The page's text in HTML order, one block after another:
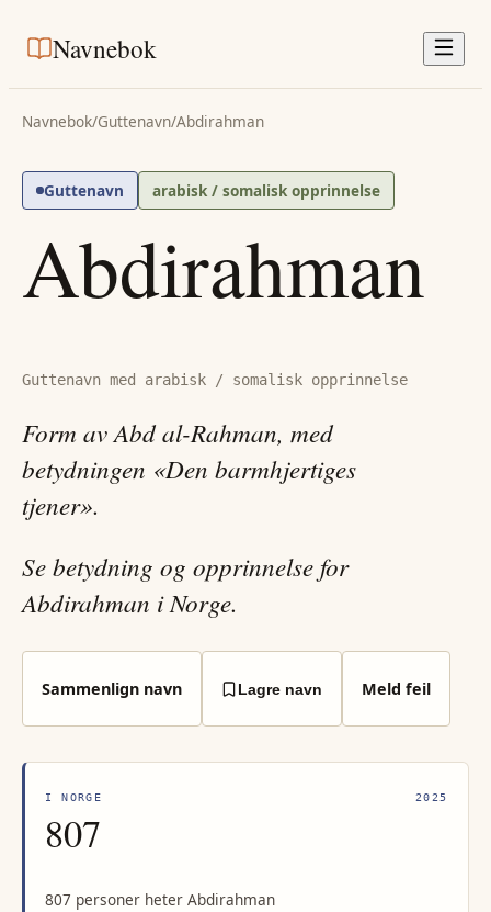
Navnebok
Navnebok/Guttenavn/Abdirahman
Guttenavn arabisk / somalisk opprinnelse
Abdirahman
Guttenavn med arabisk / somalisk opprinnelse
Form av Abd al-Rahman, med
betydningen «Den barmhjertiges
tjener».
Se betydning og opprinnelse for
Abdirahman i Norge.
Sammenlign navn Lagre navn Meld feil
I NORGE 2025
807
807 personer heter Abdirahman